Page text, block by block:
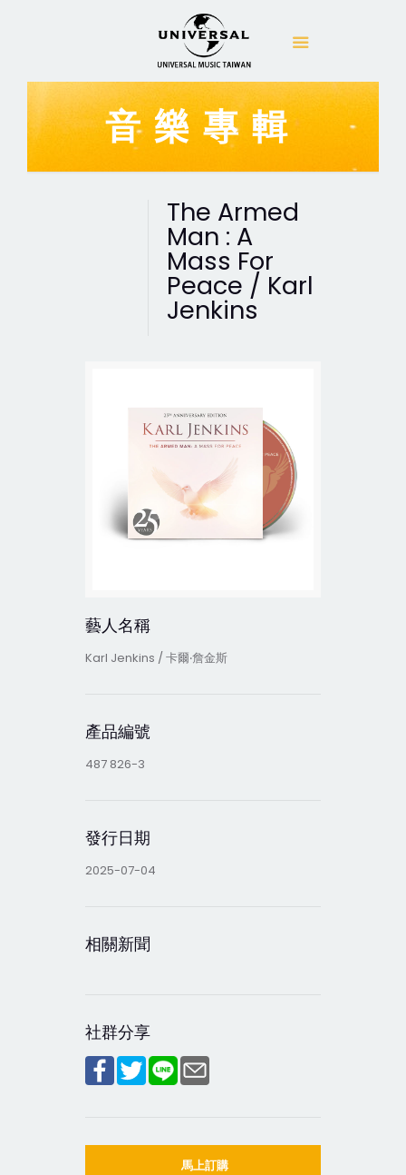
音樂專輯
The Armed
Man : A
Mass For
Peace / Karl
Jenkins
藝人名稱
Karl Jenkins / 卡爾‧詹金斯
產品編號
487 826-3
發行日期
2025-07-04
相關新聞
社群分享
馬上訂購